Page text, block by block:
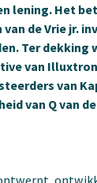
lening. Het
de Vrie jr.
Ter dekking
van
van
van Q van